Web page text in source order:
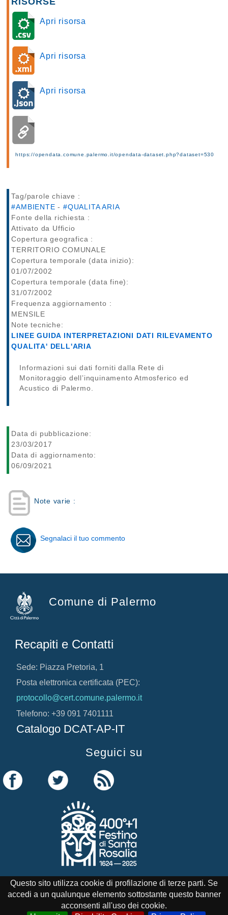
Apri risorsa
Apri risorsa
Apri risorsa
https://opendata.comune.palermo.it/opendata-dataset.php?dataset=530
Tag/parole chiave :
#AMBIENTE -#QUALITA ARIA
Fonte della richiesta :
Attivato da Ufficio
Copertura geografica :
TERRITORIO COMUNALE
Copertura temporale (data inizio):
01/07/2002
Copertura temporale (data fine):
31/07/2002
Frequenza aggiornamento :
MENSILE
Note tecniche:
LINEE GUIDA INTERPRETAZIONI DATI RILEVAMENTO
QUALITA' DELL'ARIA
Informazioni sui dati forniti dalla Rete di
Monitoraggio dell’inquinamento Atmosferico ed
Acustico di Palermo.
Data di pubblicazione:
23/03/2017
Data di aggiornamento:
06/09/2021
Note varie :
Segnalaci il tuo commento
Comune di Palermo
Recapiti e Contatti
Sede: Piazza Pretoria, 1
Posta elettronica certificata (PEC):
protocollo@cert.comune.palermo.it
Telefono: +39 091 7401111
Catalogo DCAT-AP-IT
Seguici su
Credits Note Legali Cookie Policy
Questo sito utilizza cookie di profilazione di terze parti. Se
accedi a un qualunque elemento sottostante questo banner
acconsenti all'uso dei cookie.